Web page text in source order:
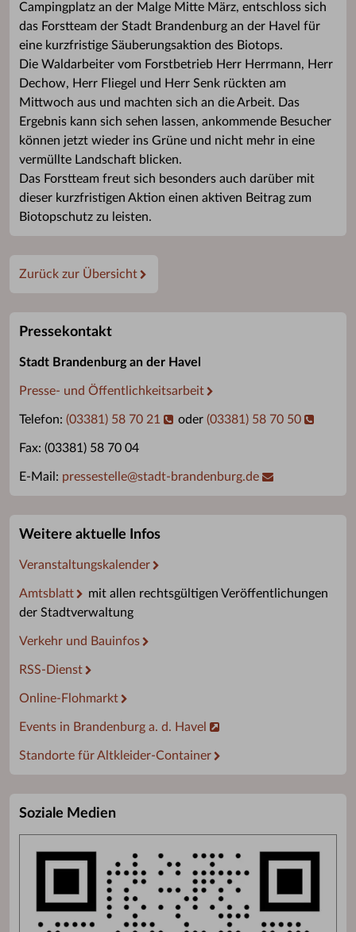
Campingplatz an der Malge Mitte März, entschloss sich
das Forstteam der Stadt Brandenburg an der Havel für
eine kurzfristige Säuberungsaktion des Biotops.
Die Waldarbeiter vom Forstbetrieb Herr Herrmann, Herr
Dechow, Herr Fliegel und Herr Senk rückten am
Mittwoch aus und machten sich an die Arbeit. Das
Ergebnis kann sich sehen lassen, ankommende Besucher
können jetzt wieder ins Grüne und nicht mehr in eine
vermüllte Landschaft blicken.
Das Forstteam freut sich besonders auch darüber mit
dieser kurzfristigen Aktion einen aktiven Beitrag zum
Biotopschutz zu leisten.
Zurück zur Übersicht
Pressekontakt
Stadt Brandenburg an der Havel
Presse- und Öffentlichkeitsarbeit
Telefon: (03381) 58 70 21 oder (03381) 58 70 50
Fax: (03381) 58 70 04
E-Mail: pressestelle@stadt-brandenburg.de
Weitere aktuelle Infos
Veranstaltungskalender
Amtsblatt
mit allen rechtsgültigen Veröffentlichungen
der Stadtverwaltung
Verkehr und Bauinfos
RSS-Dienst
Online-Flohmarkt
Events in Brandenburg a. d. Havel
Standorte für Altkleider-Container
Soziale Medien